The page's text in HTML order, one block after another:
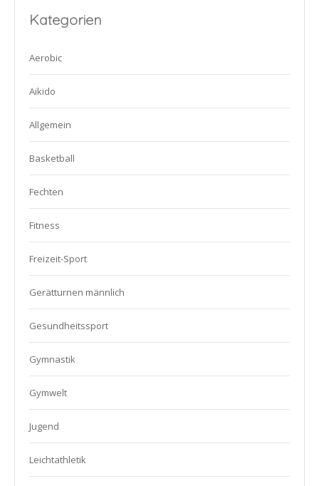
Kategorien
Aerobic
Aikido
Allgemein
Basketball
Fechten
Fitness
Freizeit-Sport
Gerätturnen männlich
Gesundheitssport
Gymnastik
Gymwelt
Jugend
Leichtathletik